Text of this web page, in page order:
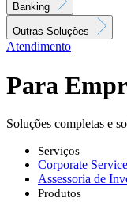
Banking
Outras Soluções
Atendimento
Para
Soluções completas e
Serviços
Corporate Service
Assessoria de
Produtos